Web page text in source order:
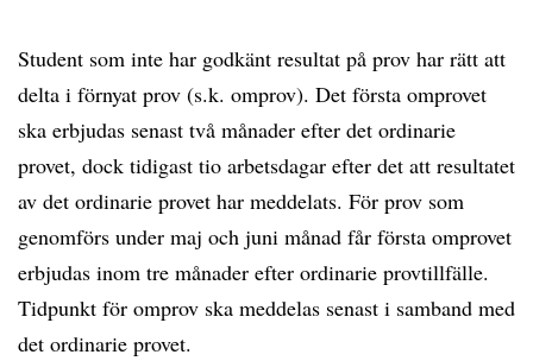
Student som inte har godkänt resultat på prov har rätt att
delta i förnyat prov (s.k. omprov). Det första omprovet
ska erbjudas senast två månader efter det ordinarie
provet, dock tidigast tio arbetsdagar efter det att resultatet
av det ordinarie provet har meddelats. För prov som
genomförs under maj och juni månad får första omprovet
erbjudas inom tre månader efter ordinarie provtillfälle.
Tidpunkt för omprov ska meddelas senast i samband med
det ordinarie provet.